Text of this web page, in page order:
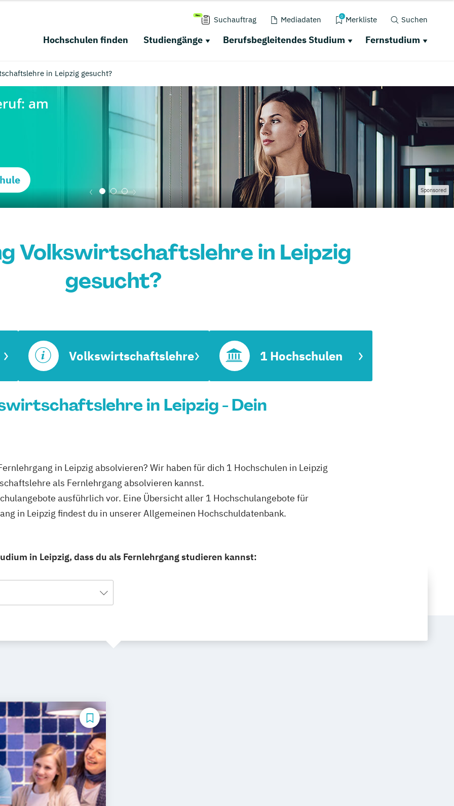
Suchauftrag Mediadaten 0 Merkliste Suchen
Hochschulen finden Studiengänge Berufsbegleitendes Studium Fernstudium
in Leipzig gesucht?
Sponsored
Volkswirtschaftslehre in Leipzig
gesucht?
Volkswirtschaftslehre 1 Hochschulen
in Leipzig - Dein
in Leipzig absolvieren? Wir haben für dich 1 Hochschulen in Leipzig
als Fernlehrgang absolvieren kannst.
ausführlich vor. Eine Übersicht aller 1 Hochschulangebote für
in Leipzig findest du in unserer Allgemeinen Hochschuldatenbank.
in Leipzig, dass du als Fernlehrgang studieren kannst: